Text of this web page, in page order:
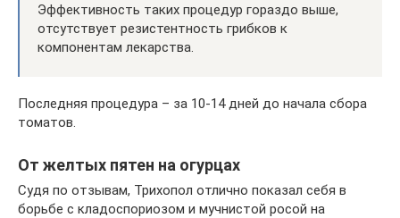
Эффективность таких процедур гораздо выше,
отсутствует резистентность грибков к
компонентам лекарства.
Последняя процедура – за 10-14 дней до начала сбора
томатов.
От желтых пятен на огурцах
Судя по отзывам, Трихопол отлично показал себя в
борьбе с кладоспориозом и мучнистой росой на